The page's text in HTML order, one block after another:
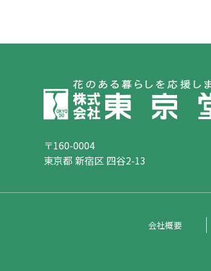
〒160-0004
東京都 新宿区 四谷2-13
会社概要